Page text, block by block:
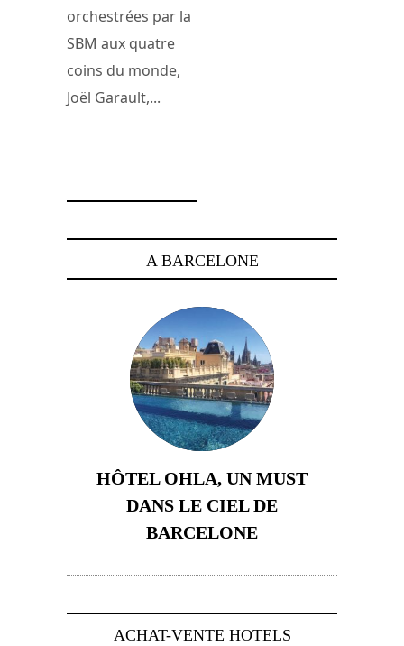
orchestrées par la
SBM aux quatre
coins du monde,
Joël Garault,...
A BARCELONE
HÔTEL OHLA, UN MUST
DANS LE CIEL DE
BARCELONE
ACHAT-VENTE HOTELS